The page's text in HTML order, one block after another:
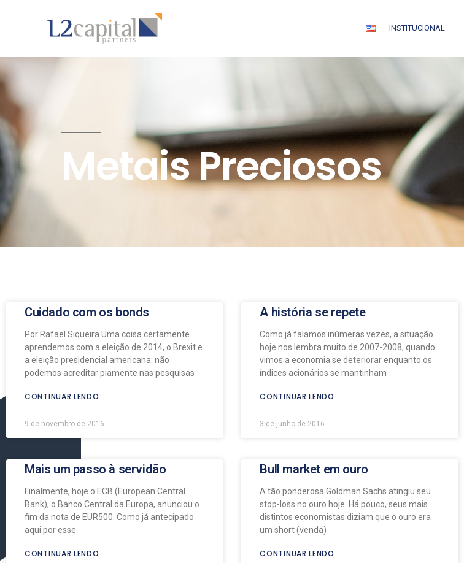
INSTITUCIONAL
Metais Preciosos
Cuidado com os bonds
Por Rafael Siqueira Uma coisa certamente
aprendemos com a eleição de 2014, o Brexit e
a eleição presidencial americana: não
podemos acreditar piamente nas pesquisas
CONTINUAR LENDO
9 de novembro de 2016
A história se repete
Como já falamos inúmeras vezes, a situação
hoje nos lembra muito de 2007-2008, quando
vimos a economia se deteriorar enquanto os
índices acionários se mantinham
CONTINUAR LENDO
3 de junho de 2016
Mais um passo à servidão
Finalmente, hoje o ECB (European Central
Bank), o Banco Central da Europa, anunciou o
fim da nota de EUR500. Como já antecipado
aqui por esse
CONTINUAR LENDO
Bull market em ouro
A tão ponderosa Goldman Sachs atingiu seu
stop-loss no ouro hoje. Há pouco, seus mais
distintos economistas diziam que o ouro era
um short (venda)
CONTINUAR LENDO